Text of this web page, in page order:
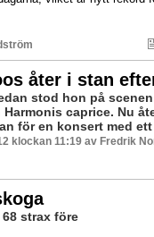
åter i stan
stod hon på
Harmonis caprice. Nu
för en konsert med
klockan 11:19 av Fredrik
strax före